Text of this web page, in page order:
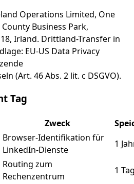
Operations Limited, One
Business Park,
Irland. Drittland-Transfer in
EU-US Data Privacy
(Art. 46 Abs. 2 lit. c DSGVO).
Tag
Zweck
Browser-Identifikation für
LinkedIn-Dienste
1
Routing zum
Rechenzentrum
1